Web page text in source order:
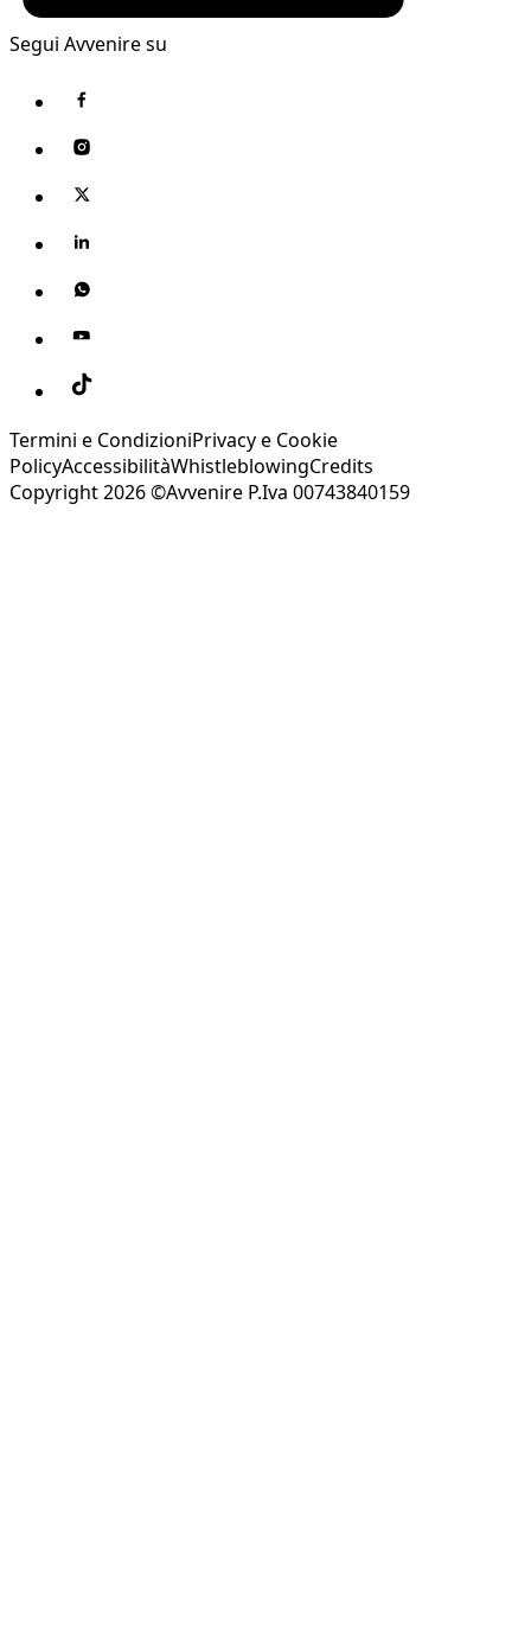
Segui Avvenire su
Termini e CondizioniPrivacy e Cookie
PolicyAccessibilitàWhistleblowingCredits
Copyright 2026 ©Avvenire P.Iva 00743840159